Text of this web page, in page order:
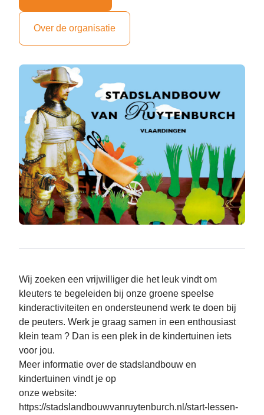
Over de organisatie
Wij zoeken een vrijwilliger die het leuk vindt om
kleuters te begeleiden bij onze groene speelse
kinderactiviteiten en ondersteunend werk te doen bij
de peuters. Werk je graag samen in een enthousiast
klein team ? Dan is een plek in de kindertuinen iets
voor jou.
Meer informatie over de stadslandbouw en
kindertuinen vindt je op
onze website:
https://stadslandbouwvanruytenburch.nl/start-lessen-